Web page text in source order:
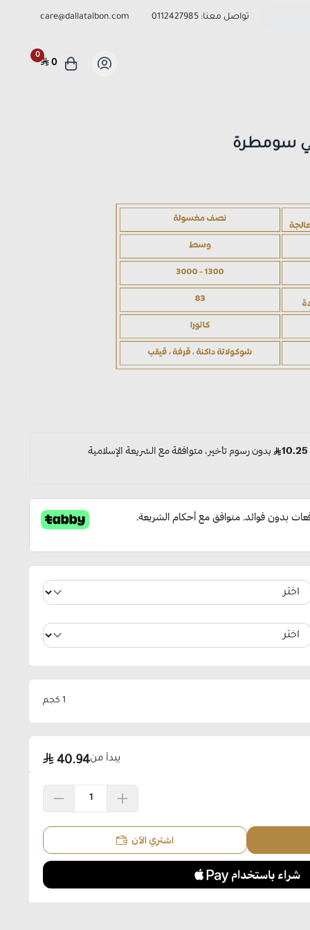
تواصل معنا: 0112427985
care@dallatalbon.com
0
0
سومطرة
1 كجم
يبدأ من40.94
اشتري الآن